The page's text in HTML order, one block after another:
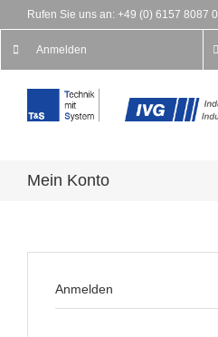
Rufen Sie uns an: +49 (0) 6157 8087 0
Anmelden
Mein Konto
Anmelden